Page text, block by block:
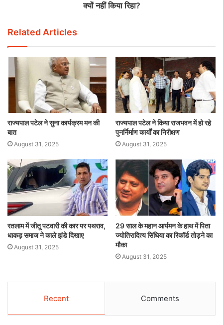
क्यों नहीं किया रिहा?
Related Articles
राज्यपाल पटेल ने सुना कार्यक्रम मन की
बात
August 31, 2025
राज्यपाल पटेल ने किया राजभवन में हो रहे
पुनर्निर्माण कार्यों का निरीक्षण
August 31, 2025
रतलाम में जीतू पटवारी की कार पर पथराव,
धाकड़ समाज ने काले झंडे दिखाए
August 31, 2025
29 साल के महान आर्यमन के हाथ में पिता
ज्योतिरादित्य सिंधिया का रिकॉर्ड तोड़ने का
मौका
August 31, 2025
Recent Comments